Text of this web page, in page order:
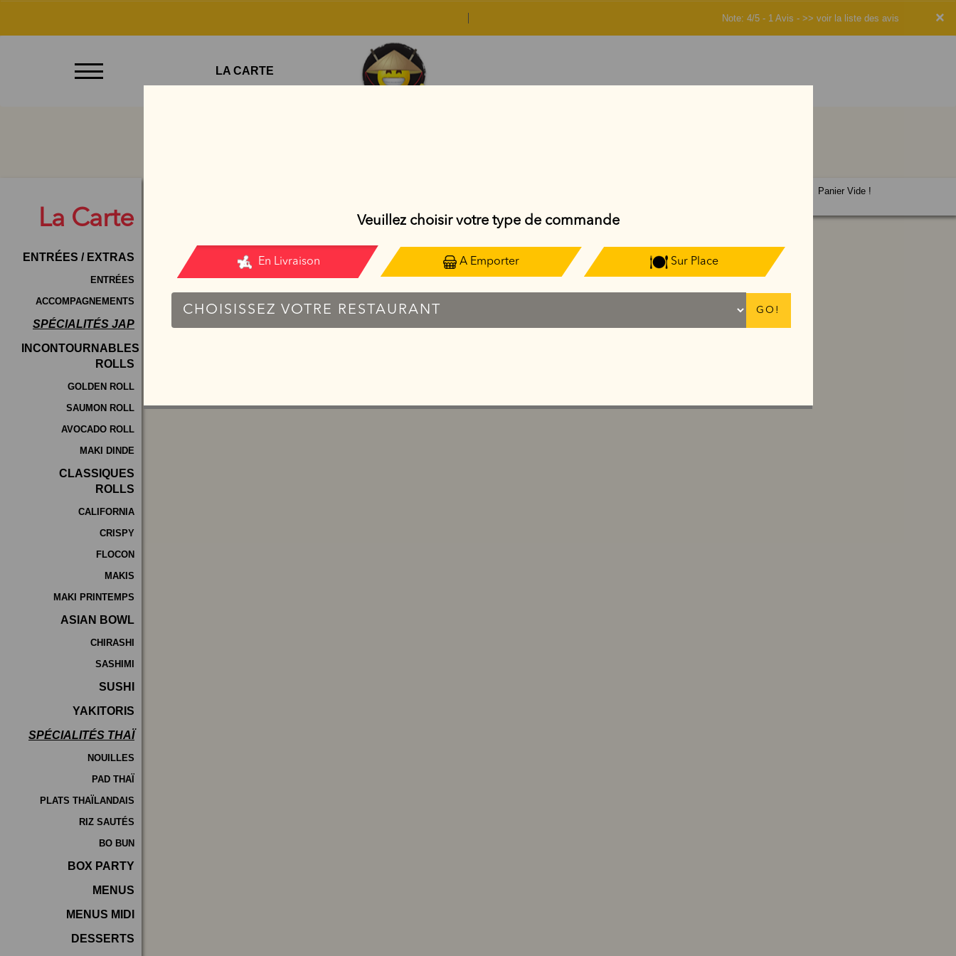
×
Note: 4/5 - 1 Avis - >> voir la liste des avis
Emporter
Contact
Mentions
Légales
Programme
De
Fidélité
Vos
Avis
de
LA CARTE
La Carte
ENTRÉES / EXTRAS
ENTRÉES
ACCOMPAGNEMENTS
SPÉCIALITÉS JAP
INCONTOURNABLES
ROLLS
GOLDEN ROLL
SAUMON ROLL
AVOCADO ROLL
MAKI DINDE
CLASSIQUES
ROLLS
CALIFORNIA
CRISPY
FLOCON
MAKIS
MAKI PRINTEMPS
ASIAN BOWL
CHIRASHI
SASHIMI
SUSHI
YAKITORIS
SPÉCIALITÉS THAÏ
NOUILLES
PAD THAÏ
PLATS THAÏLANDAIS
RIZ SAUTÉS
BO BUN
BOX PARTY
MENUS
MENUS MIDI
DESSERTS
Panier Vide !